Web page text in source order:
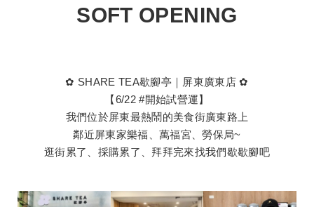
SOFT OPENING
✿ SHARE TEA歇腳亭｜屏東廣東店 ✿​
【6/22#開始試營運】
我們位於屏東最熱鬧的美食街廣東路上
鄰近屏東家樂福、萬福宮、勞保局~
逛街累了、採購累了、拜拜完來找我們歇歇腳吧